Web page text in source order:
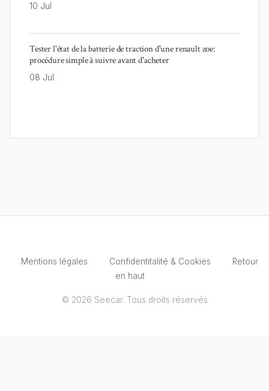
10 Jul
Tester l'état de la batterie de traction d'une renault zoe:
procédure simple à suivre avant d'acheter
08 Jul
Mentions légales Confidentitalité & Cookies
Retour
en haut
© 2026 Seecar. Tous droits réservés